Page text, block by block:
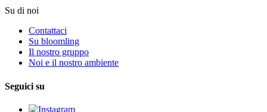
Su di noi
Contattaci
Su bloomling
Il nostro gruppo
Noi e il nostro ambiente
Seguici su